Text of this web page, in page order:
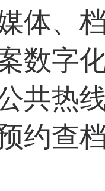
体、
数字
共热
约查